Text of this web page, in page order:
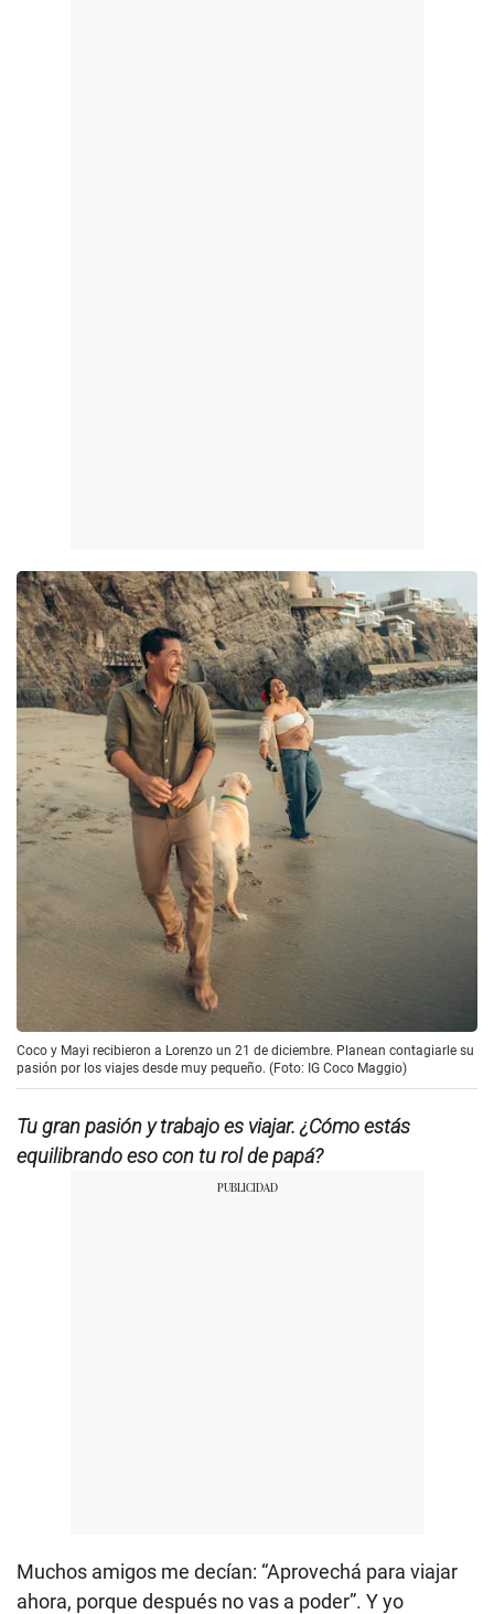
Coco y Mayi recibieron a Lorenzo un 21 de diciembre. Planean contagiarle su
pasión por los viajes desde muy pequeño. (Foto: IG Coco Maggio)
Tu gran pasión y trabajo es viajar. ¿Cómo estás
equilibrando eso con tu rol de papá?
Muchos amigos me decían: “Aprovechá para viajar
ahora, porque después no vas a poder”. Y yo